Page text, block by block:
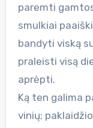
paremti
smulkiai
bandyti viską
praleisti visą
aprėpti.
Ką ten galima
vinių;